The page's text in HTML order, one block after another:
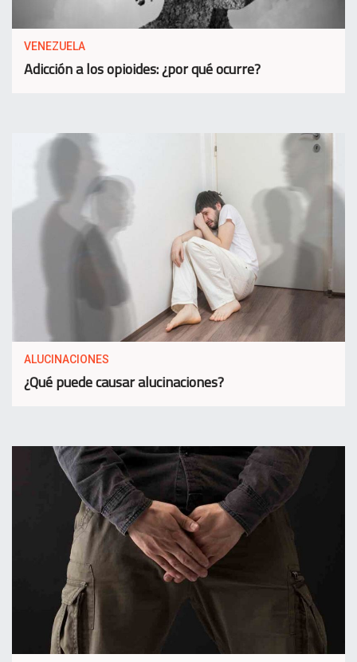
VENEZUELA
Adicción a los opioides: ¿por qué ocurre?
ALUCINACIONES
¿Qué puede causar alucinaciones?